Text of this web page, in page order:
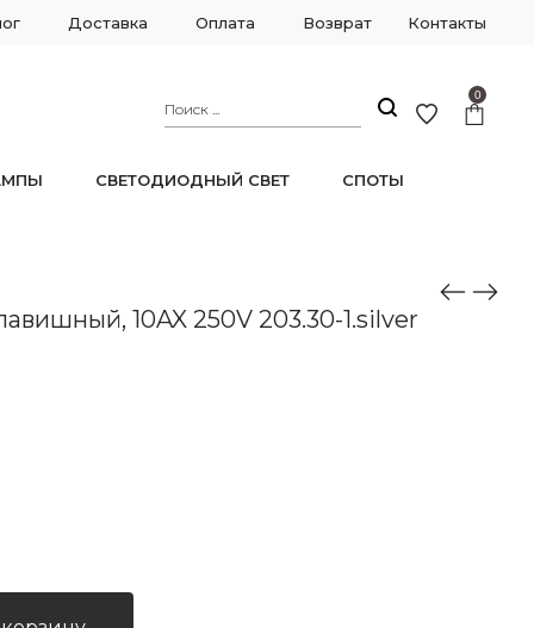
Доставка Оплата Возврат Контакты
0
СВЕТОДИОДНЫЙ СВЕТ СПОТЫ
10AX 250V 203.30-1.silver